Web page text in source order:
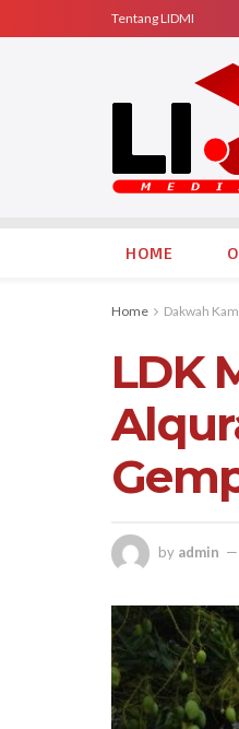
Tentang LIDMI
HOME
Home Dakwah
LDK
by admin